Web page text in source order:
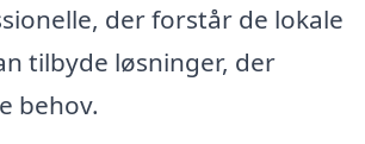
der forstår de lokale
tilbyde løsninger, der
behov.